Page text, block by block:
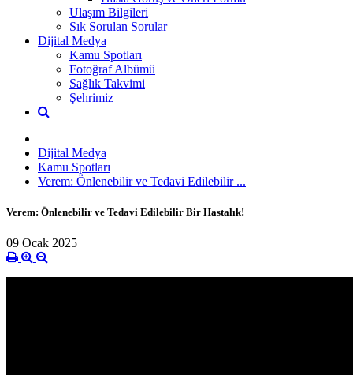
Ulaşım Bilgileri
Sık Sorulan Sorular
Dijital Medya
Kamu Spotları
Fotoğraf Albümü
Sağlık Takvimi
Şehrimiz
Dijital Medya
Kamu Spotları
Verem: Önlenebilir ve Tedavi Edilebilir ...
Verem: Önlenebilir ve Tedavi Edilebilir Bir Hastalık!
09 Ocak 2025